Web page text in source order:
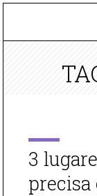
3
precisa